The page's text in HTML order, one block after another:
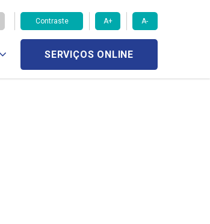
Contraste A+ A-
SERVIÇOS ONLINE